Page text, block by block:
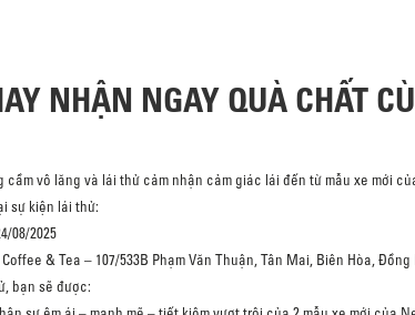
NHẬN NGAY QUÀ CHẤT
cầm vô lăng và lái thử cảm nhận cảm giác lái đến từ mẫu xe mới
sự kiện lái thử:
08/2025
Coffee & Tea – 107/533B Phạm Văn Thuận, Tân Mai, Biên Hòa, Đồng
bạn sẽ được: